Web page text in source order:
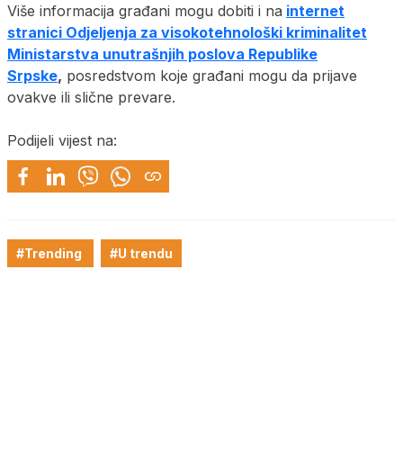
Više informacija građani mogu dobiti i na internet
stranici Odjeljenja za visokotehnološki kriminalitet
Ministarstva unutrašnjih poslova Republike
Srpske, posredstvom koje građani mogu da prijave
ovakve ili slične prevare.
Podijeli vijest na:
#Trending #U trendu